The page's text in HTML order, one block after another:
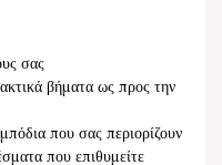
σας
βήματα ως προς την
που σας περιορίζουν
που επιθυμείτε